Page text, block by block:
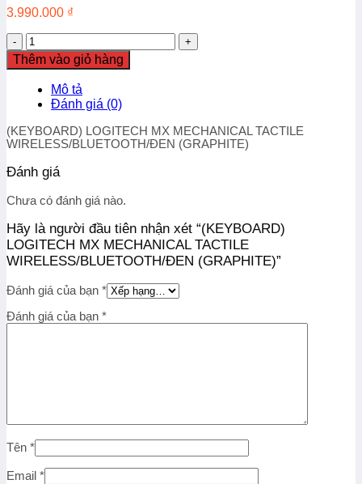
3.990.000 ₫
(KEYBOARD)
LOGITECH
MX
MECHANICAL
TACTILE
WIRELESS/BLUETOOTH/
ĐEN
(GRAPHITE)
lượng
Thêm vào giỏ hàng
Mô tả
Đánh giá (0)
(KEYBOARD) LOGITECH MX MECHANICAL TACTILE
WIRELESS/BLUETOOTH/ĐEN (GRAPHITE)
Đánh giá
Chưa có đánh giá nào.
Hãy là người đầu tiên nhận xét “(KEYBOARD)
LOGITECH MX MECHANICAL TACTILE
WIRELESS/BLUETOOTH/ĐEN (GRAPHITE)”
Đánh giá của bạn *
Đánh giá của bạn *
Tên *
Email *